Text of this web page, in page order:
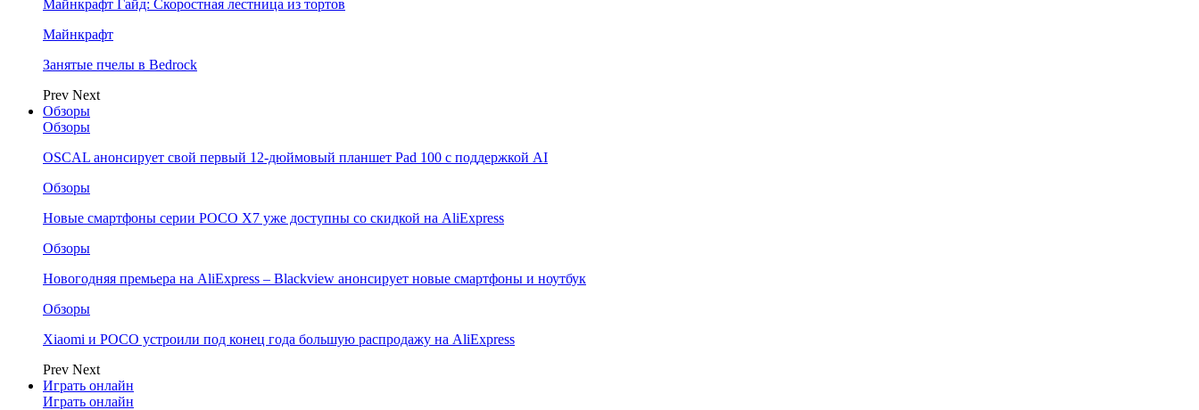
Майнкрафт Гайд: Скоростная лестница из тортов
Майнкрафт
Занятые пчелы в Bedrock
Prev Next
Обзоры
Обзоры
OSCAL анонсирует свой первый 12-дюймовый планшет Pad 100 с поддержкой AI
Обзоры
Новые смартфоны серии POCO X7 уже доступны со скидкой на AliExpress
Обзоры
Новогодняя премьера на AliExpress – Blackview анонсирует новые смартфоны и ноутбук
Обзоры
Xiaomi и POCO устроили под конец года большую распродажу на AliExpress
Prev Next
Играть онлайн
Играть онлайн